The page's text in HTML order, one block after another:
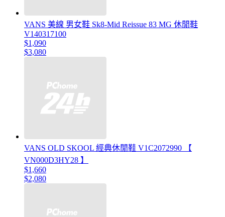
VANS 美線 男女鞋 Sk8-Mid Reissue 83 MG 休閒鞋
V140317100
$1,090
$3,080
VANS OLD SKOOL 經典休閒鞋 V1C2072990 【
VN000D3HY28 】
$1,660
$2,080